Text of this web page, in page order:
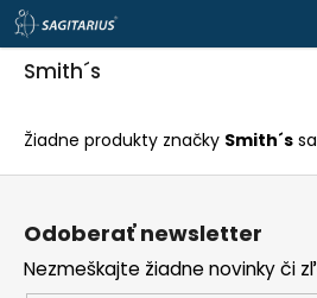
Prejsť
na
obsah
Smith´s
Žiadne produkty značky Smith´s
š Späť
Späť
o
p
o
e
b
u
Z
Odoberať newsletter
Nezmeškajte žiadne novinky či